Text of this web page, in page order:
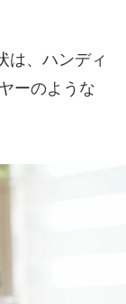
は、ハンディ
ーのような